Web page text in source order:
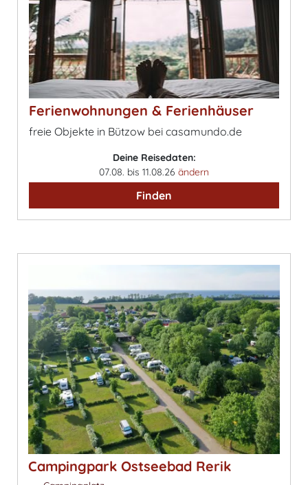
Ferienwohnungen & Ferienhäuser
freie Objekte in Bützow bei casamundo.de
Deine Reisedaten:
07.08. bis 11.08.26 ändern
Finden
Campingpark Ostseebad Rerik